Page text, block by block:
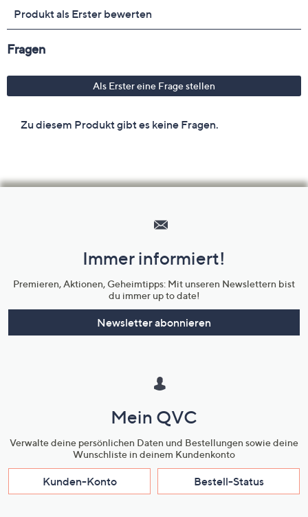
Unternehmensinformationen
Immer informiert!
Premieren, Aktionen, Geheimtipps: Mit unseren Newslettern bist
du immer up to date!
Newsletter abonnieren
Mein QVC
Verwalte deine persönlichen Daten und Bestellungen sowie deine
Wunschliste in deinem Kundenkonto
Kunden-Konto Bestell-Status